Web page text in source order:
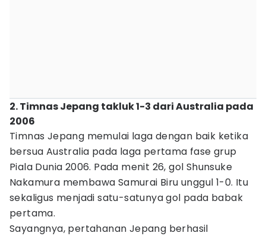
2. Timnas Jepang takluk 1-3 dari Australia pada
2006
Timnas Jepang memulai laga dengan baik ketika
bersua Australia pada laga pertama fase grup
Piala Dunia 2006. Pada menit 26, gol Shunsuke
Nakamura membawa Samurai Biru unggul 1-0. Itu
sekaligus menjadi satu-satunya gol pada babak
pertama.
Sayangnya, pertahanan Jepang berhasil